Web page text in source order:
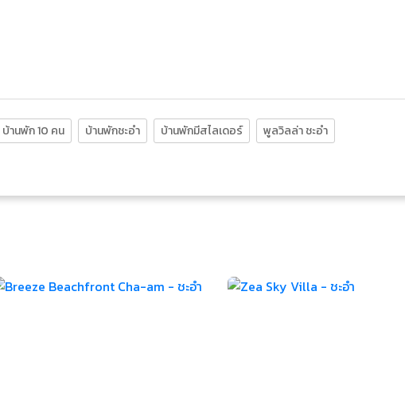
บ้านพัก 10 คน บ้านพักชะอำ บ้านพักมีสไลเดอร์ พูลวิลล่า ชะอำ